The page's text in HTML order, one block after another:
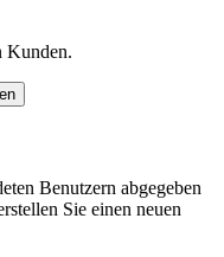
Kunden.
Benutzern abgegeben
Sie einen neuen